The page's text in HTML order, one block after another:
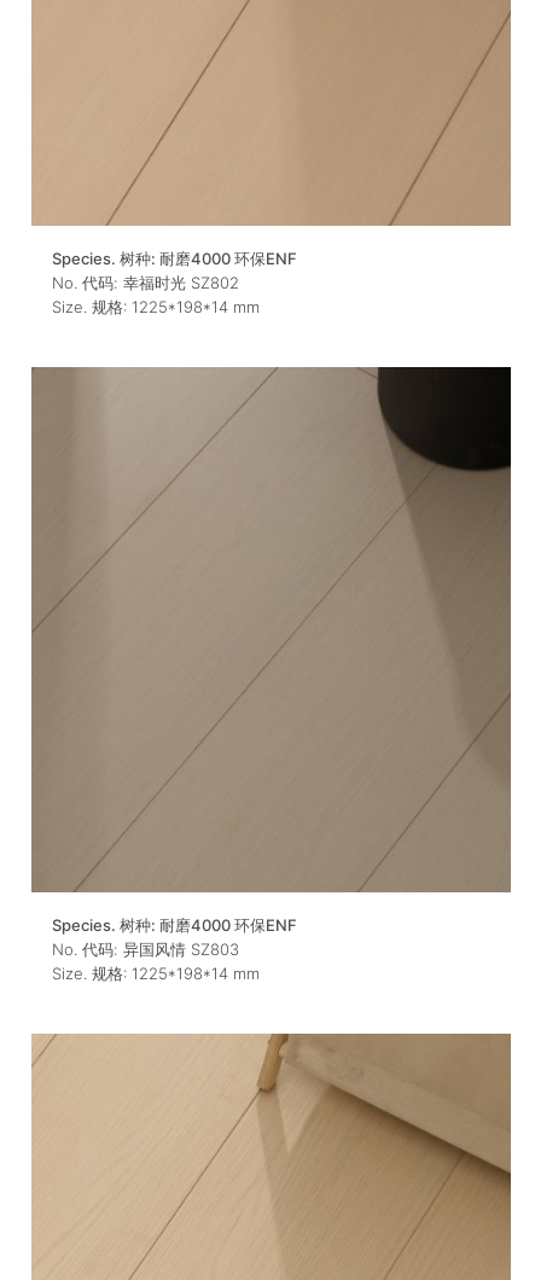
Species. 树种: 耐磨4000 环保ENF
No. 代码: 幸福时光 SZ802
Size. 规格: 1225*198*14mm
Species. 树种: 耐磨4000 环保ENF
No. 代码: 异国风情 SZ803
Size. 规格: 1225*198*14mm